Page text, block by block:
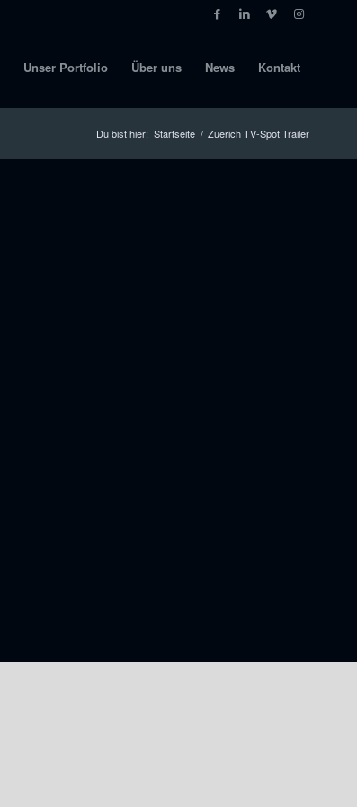
Unser Portfolio Über uns News Kontakt
Du bist hier: Startseite / Zuerich TV-Spot Trailer